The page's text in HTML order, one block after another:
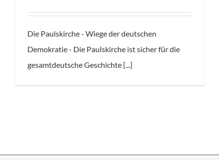
Die Paulskirche - Wiege der deutschen
Demokratie - Die Paulskirche ist sicher für die
gesamtdeutsche Geschichte [...]